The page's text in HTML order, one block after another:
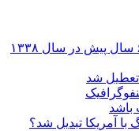
میدان بهارستان تهران: نگاهی به ۶۷ سال پیش در سال ۱۳۳۸
تعطیل شد
باشد
آمریکا تبدیل شد؟